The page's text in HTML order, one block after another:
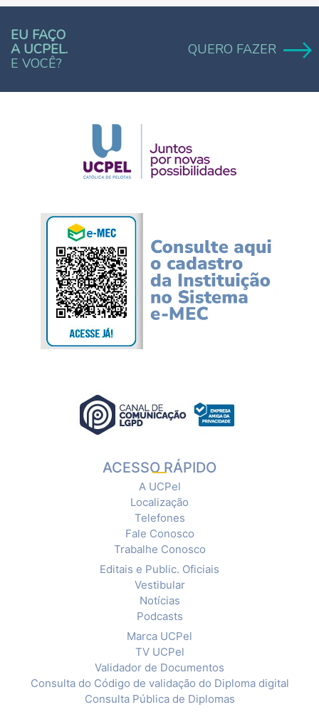
EU FAÇO
A UCPEL.
E VOCÊ?
QUERO FAZER
ACESSO RÁPIDO
A UCPel
Localização
Telefones
Fale Conosco
Trabalhe Conosco
Editais e Public. Oficiais
Vestibular
Notícias
Podcasts
Marca UCPel
TV UCPel
Validador de Documentos
Consulta do Código de validação do Diploma digital
Consulta Pública de Diplomas